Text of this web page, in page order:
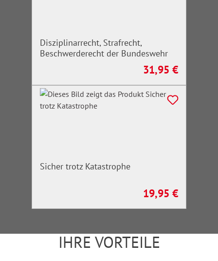
Disziplinarrecht, Strafrecht,
Beschwerderecht der Bundeswehr
Regulärer Preis:
31,95 €
Sicher trotz Katastrophe
Regulärer Preis:
19,95 €
IHRE VORTEILE